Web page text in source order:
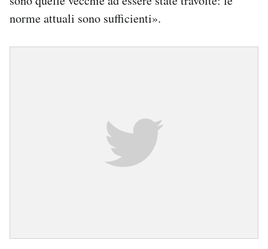
norme attuali sono sufficienti».